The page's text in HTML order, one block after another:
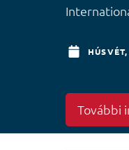
HÚSVÉT,
További